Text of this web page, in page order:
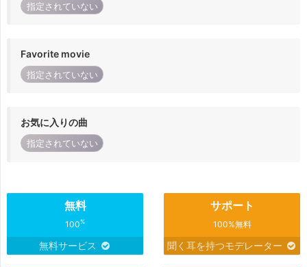
指定されていない
Favorite movie
指定されていない
お気に入りの曲
指定されていない
無料
100%
無料サービス
サポート
100%無料
聞く耳を持つモデレーター